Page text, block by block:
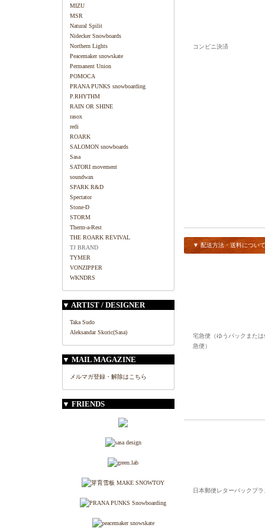
MIZU
MSR
Natural Spilit
Nidecker Snowboards
Northern Lights
Peacemaker snowskate
Permanent Union
POMOCA
PRANA PUNKS snowboarding
P.RHYTHM
RAIN OR SHINE
rasox
redi
ROARK
SALOMON snowboards
Sasa
SATORI movement
soundwax
SPARK R&D
Spectator
Stone-D
STORM
Therm-a-Rest
THE ROARK REVIVAL
TJ BRAND
TYMER
VONZIPPER
WKNDRS
▼ ARTIST / DESIGNER
Taka Sudo
Aleksandar Skoric(Sasa)
▼ MAIL MAGAZINE
メルマガ登録・解除はこちら
▼ FRIENDS
コンビニ決済
▼ 配送方法・送料について
宅急便（ゆうパックまたは
急便）
日本郵便レターパックプラ